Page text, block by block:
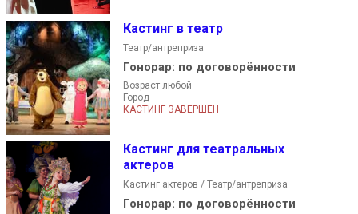
Кастинг в театр
Театр/антреприза
Гонорар: по договорённости
Возраст любой
Город
КАСТИНГ ЗАВЕРШЕН
Кастинг для театральных
актеров
Кастинг актеров / Театр/антреприза
Гонорар: по договорённости